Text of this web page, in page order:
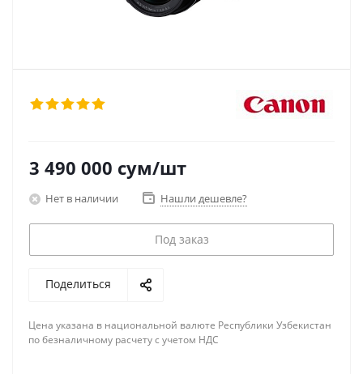
3 490 000 сум/шт
Нет в наличии Нашли дешевле?
Под заказ
Поделиться
Цена указана в национальной валюте Республики Узбекистан
по безналичному расчету с учетом НДС